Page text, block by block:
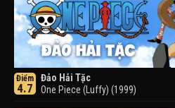
Điểm
4.7
Đảo Hải Tặc
One Piece (Luffy) (1999)